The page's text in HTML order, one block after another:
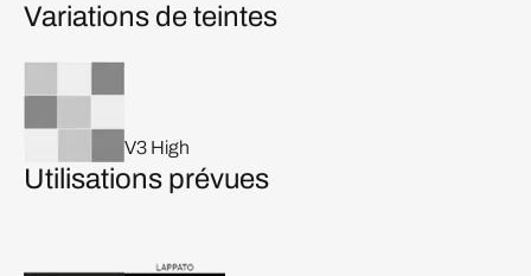
Variations de teintes
V3 High
Utilisations prévues